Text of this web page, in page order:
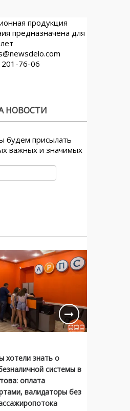
продукция
предназначена для
76-06
НОВОСТИ
будем присылать
важных и значимых
хотели знать о
системы в
оплата
валидаторы без